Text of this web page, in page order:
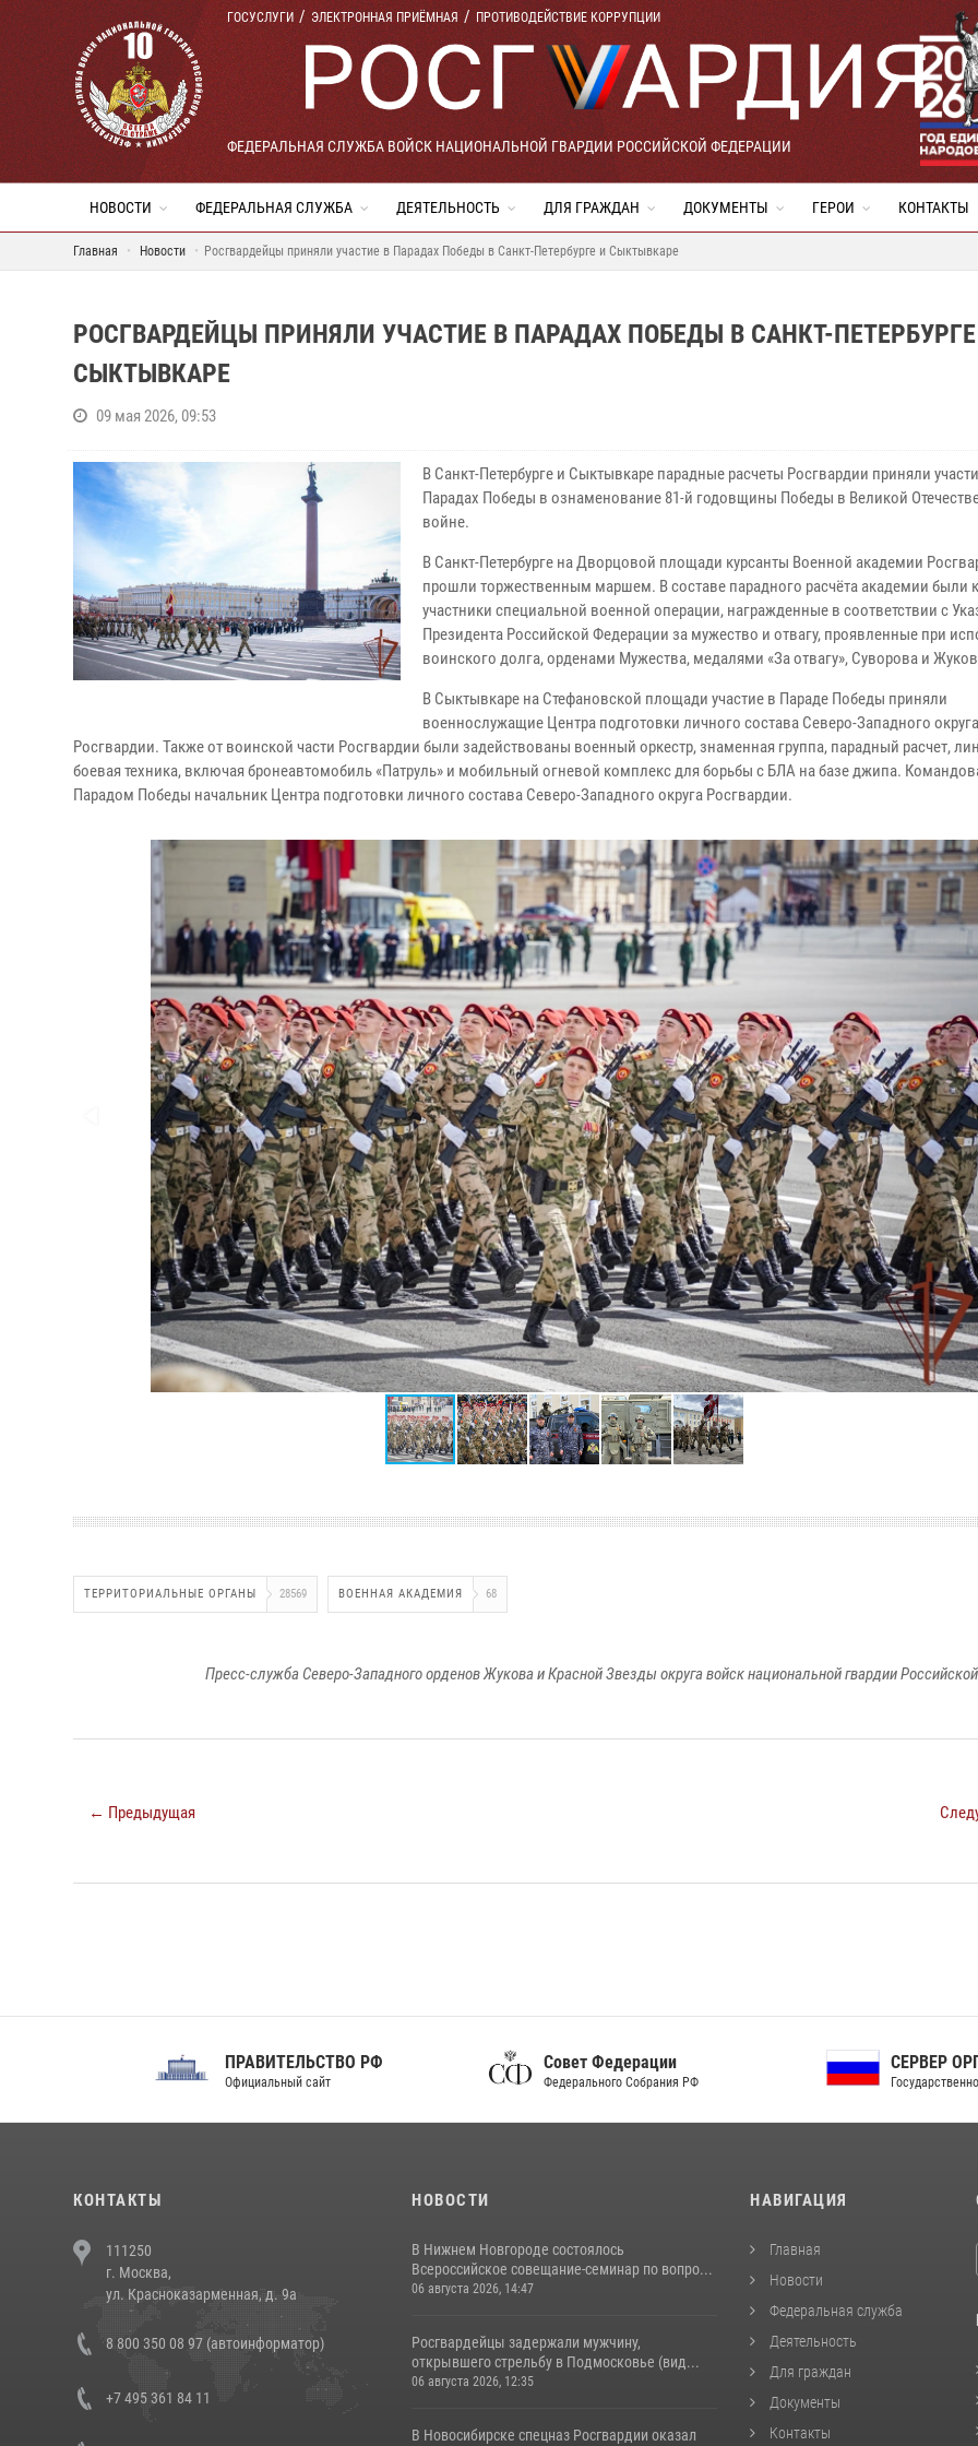
ГОСУСЛУГИ ЭЛЕКТРОННАЯ ПРИЁМНАЯ ПРОТИВОДЕЙСТВИЕ КОРРУПЦИИ
ФЕДЕРАЛЬНАЯ СЛУЖБА ВОЙСК НАЦИОНАЛЬНОЙ ГВАРДИИ РОССИЙСКОЙ ФЕДЕРАЦИИ
НОВОСТИ ФЕДЕРАЛЬНАЯ СЛУЖБА ДЕЯТЕЛЬНОСТЬ ДЛЯ ГРАЖДАН ДОКУМЕНТЫ ГЕРОИ КОНТАКТЫ
Главная Новости Росгвардейцы приняли участие в Парадах Победы в Санкт-Петербурге и Сыктывкаре
РОСГВАРДЕЙЦЫ ПРИНЯЛИ УЧАСТИЕ В ПАРАДАХ ПОБЕДЫ В САНКТ-
СЫКТЫВКАРЕ
09 мая 2026, 09:53
В Санкт-Петербурге и Сыктывкаре парадные расчеты Росгвардии приняли
Парадах Победы в ознаменование 81-й годовщины Победы в Великой
войне.
В Санкт-Петербурге на Дворцовой площади курсанты Военной академии
прошли торжественным маршем. В составе парадного расчёта академии были
участники специальной военной операции, награжденные в соответствии с
Президента Российской Федерации за мужество и отвагу, проявленные при
воинского долга, орденами Мужества, медалями «За отвагу», Суворова и
В Сыктывкаре на Стефановской площади участие в Параде Победы приняли
военнослужащие Центра подготовки личного состава Северо-Западного округа
Росгвардии. Также от воинской части Росгвардии были задействованы военный оркестр, знаменная группа, парадный расчет,
боевая техника, включая бронеавтомобиль «Патруль» и мобильный огневой комплекс для борьбы с БЛА на базе джипа.
Парадом Победы начальник Центра подготовки личного состава Северо-Западного округа Росгвардии.
ТЕРРИТОРИАЛЬНЫЕ ОРГАНЫ 28569 ВОЕННАЯ АКАДЕМИЯ 68
Пресс-служба Северо-Западного орденов Жукова и Красной Звезды округа войск национальной гвардии
← Предыдущая
ПРАВИТЕЛЬСТВО РФ
Официальный сайт
Совет Федерации
Федерального Собрания РФ
СЕРВЕР ОРГАНОВ
Государственной власти РФ
КОНТАКТЫ
111250
г. Москва,
ул. Красноказарменная, д. 9а
8 800 350 08 97 (автоинформатор)
+7 495 361 84 11
НОВОСТИ
В Нижнем Новгороде состоялось
Всероссийское совещание-семинар по вопро...
06 августа 2026, 14:47
Росгвардейцы задержали мужчину,
открывшего стрельбу в Подмосковье (вид...
06 августа 2026, 12:35
В Новосибирске спецназ Росгвардии оказал
НАВИГАЦИЯ
Главная
Новости
Федеральная служба
Деятельность
Для граждан
Документы
Контакты